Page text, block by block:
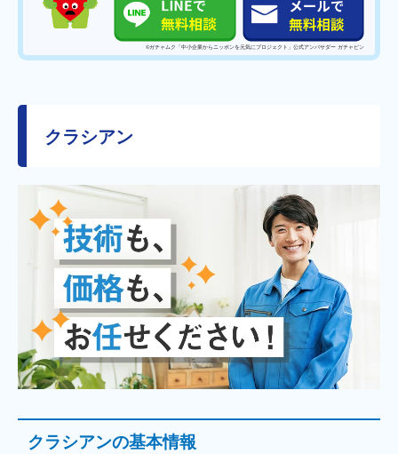
©️ガチャムク「中小企業からニッポンを元気にプロジェクト」公式アンバサダー ガチャピン
クラシアン
クラシアンの基本情報